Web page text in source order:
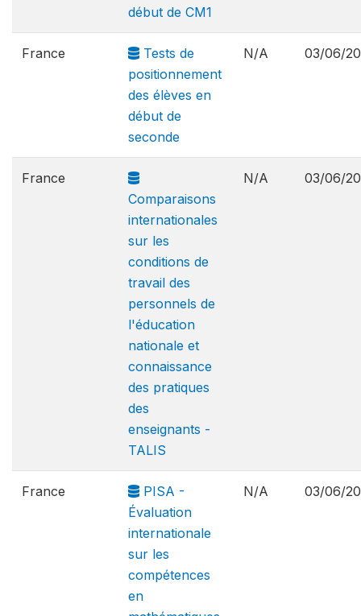
début de CM1
France
Tests de
positionnement
des élèves en
début de
seconde
N/A 03/06/
France
Comparaisons
internationales
sur les
conditions de
travail des
personnels de
l'éducation
nationale et
connaissance
des pratiques
des
enseignants -
TALIS
N/A 03/06/
France
PISA -
Évaluation
internationale
sur les
compétences
en
N/A 03/06/